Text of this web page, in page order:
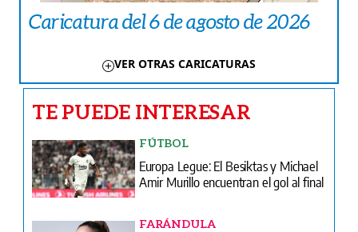
Caricatura del 6 de agosto de 2026
VER OTRAS CARICATURAS
TE PUEDE INTERESAR
FÚTBOL
Europa Legue: El Besiktas y Michael
Amir Murillo encuentran el gol al final
FARÁNDULA